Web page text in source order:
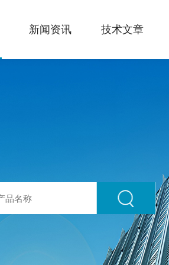
新闻资讯 技术文章